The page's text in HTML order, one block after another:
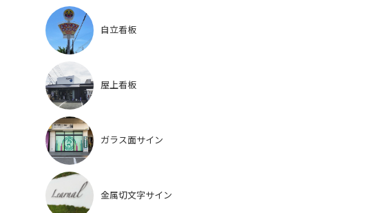
自立看板
屋上看板
ガラス面サイン
金属切文字サイン